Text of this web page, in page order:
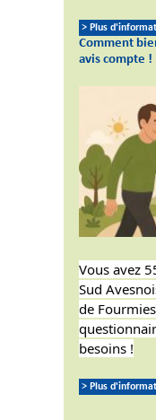
> Plus
Comment
avis compte !
Vous avez
Sud
de
besoins !
> Plus